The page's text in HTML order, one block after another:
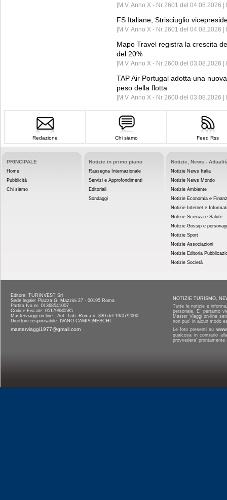
[M.V. Anno X - Nr 2601 del 04.08.2026 |
FS Italiane, Strisciuglio
[M.V. Anno X - Nr 2601 del 04.08.2026 |
Mapo Travel registra la crescita
del 20%
[M.V. Anno X - Nr 2600 del 03.08.2026 |
TAP Air Portugal adotta una
peso della flotta
[M.V. Anno X - Nr 2600 del 03.08.2026
Redazione Chi siamo Feed Rss
PRINCIPALE
Home
Pubblicità
Chi siamo
Notizie in primo piano
Rassegna Internazionale
Servizi e Approfondimenti
Editoriali
Sondaggi
Notizie, News -
Notizie News Italia
Notizie News Mondo
Notizie Ambiente
Notizie Economia e
Notizie Internet e
Notizie Scienza e Salute
Notizie Gossip e
Notizie Sport
Notizie Associazioni
Notizie Editoria
Notizie Società
Editore: TURINVEST Srl
Sede legale: Piazza G. Mazzini 27 - 00195 Roma
Partita Iva nr. 01368541007
Codice Fiscale: 05179980585
Masterviaggi on line - Aut. Trib. Roma n. 330 del 19/07/2000
Direttore responsabile: IVANO CAMPONESCHI
masterviaggi1977@gmail.com
NOTIZIE TURISMO,
Tutte le notizie e
personale. E' pertanto
Master Viaggi on-line
non puo' in alcun modo
Le foto presenti su
qualcosa in contrario
provvedera'